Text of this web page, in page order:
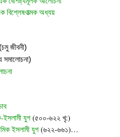
বিশ্লেষণাত্মক অধ্যয়
(চমু জীবনী)
সমালোচনা)
ইসলামী যুগ(৫০০-৬২২ খৃ:)
ইসলামী যুগ(৬২২-৬৬১)…